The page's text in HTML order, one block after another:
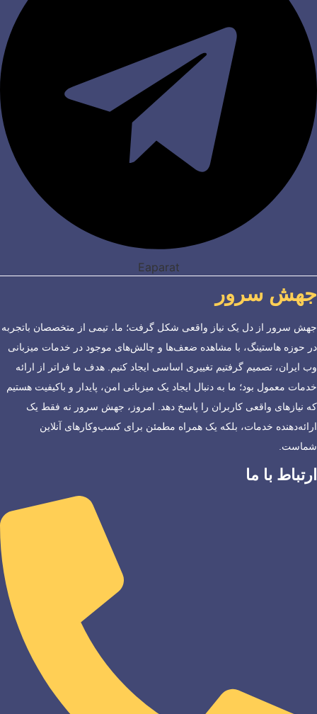
Eaparat
جهش سرور
جهش سرور از دل یک نیاز واقعی شکل گرفت؛ ما، تیمی از متخصصان باتجربه
در حوزه هاستینگ، با مشاهده ضعف‌ها و چالش‌های موجود در خدمات میزبانی
وب ایران، تصمیم گرفتیم تغییری اساسی ایجاد کنیم. هدف ما فراتر از ارائه
خدمات معمول بود؛ ما به دنبال ایجاد یک میزبانی امن، پایدار و باکیفیت هستیم
که نیازهای واقعی کاربران را پاسخ دهد. امروز، جهش سرور نه فقط یک
ارائه‌دهنده خدمات، بلکه یک همراه مطمئن برای کسب‌وکارهای آنلاین
شماست.
ارتباط با ما